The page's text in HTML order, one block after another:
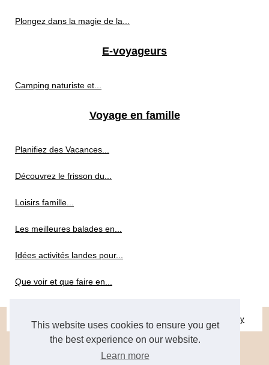
This website uses cookies to ensure you get
the best experience on our website.
Learn more
Plongez dans la magie de la...
E-voyageurs
Camping naturiste et...
Voyage en famille
Planifiez des Vacances...
Découvrez le frisson du...
Loisirs famille...
Les meilleures balades en...
Idées activités landes pour...
Que voir et que faire en...
Cookies Policy